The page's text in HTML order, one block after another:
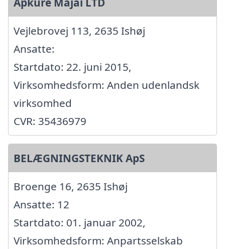
Vejlebrovej 113, 2635 Ishøj
Ansatte:
Startdato: 22. juni 2015,
Virksomhedsform: Anden udenlandsk
virksomhed
CVR: 35436979
BELÆGNINGSTEKNIK ApS
Broenge 16, 2635 Ishøj
Ansatte: 12
Startdato: 01. januar 2002,
Virksomhedsform: Anpartsselskab